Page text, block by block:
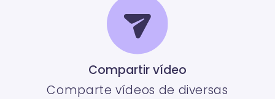
Compartir vídeo
Comparte vídeos de diversas